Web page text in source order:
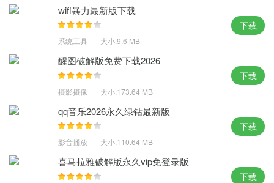
云端直接编辑，移动办公更轻松
2、支持自主设置文档权限，更有云端存储加密技术保障，不用担心
断网断电导致编辑的内容丢失
3、微软Excel、Word可与腾讯文档相互转换，过期无法访问链接文
档安全可控有保障及时接收权限通知和产品动态
4、可以帮助用户更好的协作编辑文档，完全免费单文件协作人数无
上限无限次使用翻译功能
一个人搞不定的文档那就让其他的人来帮你忙吧，腾讯文档电脑版
官方下载 支持多人在线协同编辑，享受更高效更便捷的办公效率。
wifi暴力最新版下载
系统工具 大小:9.6 MB
下载
醒图破解版免费下载2026
摄影摄像 大小:173.64 MB
下载
qq音乐2026永久绿钻最新版
影音播放 大小:110.64 MB
下载
喜马拉雅破解版永久vip免登录版
下载